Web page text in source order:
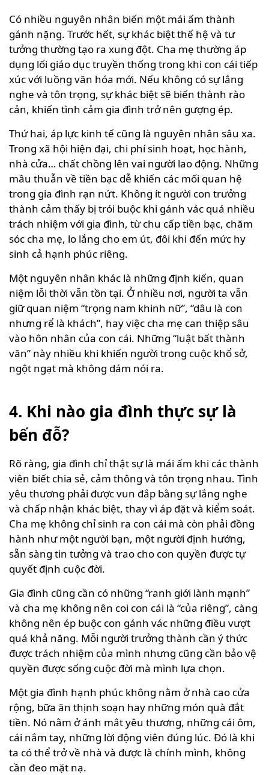
Có nhiều nguyên nhân biến một mái ấm thành
gánh nặng. Trước hết, sự khác biệt thế hệ và tư
tưởng thường tạo ra xung đột. Cha mẹ thường áp
dụng lối giáo dục truyền thống trong khi con cái tiếp
xúc với luồng văn hóa mới. Nếu không có sự lắng
nghe và tôn trọng, sự khác biệt sẽ biến thành rào
cản, khiến tình cảm gia đình trở nên gượng ép.
Thứ hai, áp lực kinh tế cũng là nguyên nhân sâu xa.
Trong xã hội hiện đại, chi phí sinh hoạt, học hành,
nhà cửa… chất chồng lên vai người lao động. Những
mâu thuẫn về tiền bạc dễ khiến các mối quan hệ
trong gia đình rạn nứt. Không ít người con trưởng
thành cảm thấy bị trói buộc khi gánh vác quá nhiều
trách nhiệm với gia đình, từ chu cấp tiền bạc, chăm
sóc cha mẹ, lo lắng cho em út, đôi khi đến mức hy
sinh cả hạnh phúc riêng.
Một nguyên nhân khác là những định kiến, quan
niệm lỗi thời vẫn tồn tại. Ở nhiều nơi, người ta vẫn
giữ quan niệm “trọng nam khinh nữ”, “dâu là con
nhưng rể là khách”, hay việc cha mẹ can thiệp sâu
vào hôn nhân của con cái. Những “luật bất thành
văn” này nhiều khi khiến người trong cuộc khổ sở,
ngột ngạt mà không dám nói ra.
4. Khi nào gia đình thực sự là
bến đỗ?
Rõ ràng, gia đình chỉ thật sự là mái ấm khi các thành
viên biết chia sẻ, cảm thông và tôn trọng nhau. Tình
yêu thương phải được vun đắp bằng sự lắng nghe
và chấp nhận khác biệt, thay vì áp đặt và kiểm soát.
Cha mẹ không chỉ sinh ra con cái mà còn phải đồng
hành như một người bạn, một người định hướng,
sẵn sàng tin tưởng và trao cho con quyền được tự
quyết định cuộc đời.
Gia đình cũng cần có những “ranh giới lành mạnh”
và cha mẹ không nên coi con cái là “của riêng”, càng
không nên ép buộc con gánh vác những điều vượt
quá khả năng. Mỗi người trưởng thành cần ý thức
được trách nhiệm của mình nhưng cũng cần bảo vệ
quyền được sống cuộc đời mà mình lựa chọn.
Một gia đình hạnh phúc không nằm ở nhà cao cửa
rộng, bữa ăn thịnh soạn hay những món quà đắt
tiền. Nó nằm ở ánh mắt yêu thương, những cái ôm,
cái nắm tay, những lời động viên đúng lúc. Đó là khi
ta có thể trở về nhà và được là chính mình, không
cần đeo mặt nạ.